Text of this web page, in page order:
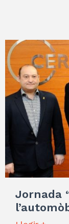
Jornada